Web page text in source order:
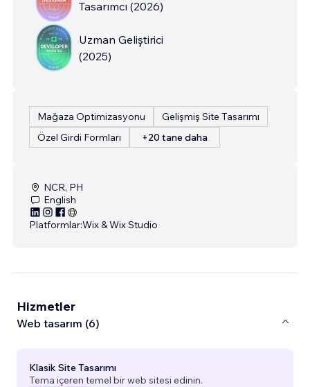
Tasarımcı (2026)
Uzman Geliştirici
(2025)
Mağaza Optimizasyonu
Gelişmiş Site Tasarımı
Özel Girdi Formları
+20 tane daha
NCR, PH
English
Platformlar:Wix & Wix Studio
Hizmetler
Web tasarım (6)
Klasik Site Tasarımı
Tema içeren temel bir web sitesi edinin.